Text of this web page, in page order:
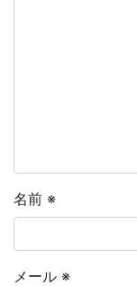
名前 ※
メール ※